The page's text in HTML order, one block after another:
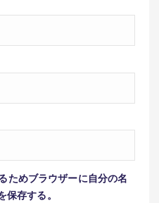
ためブラウザーに自分の名
存する。